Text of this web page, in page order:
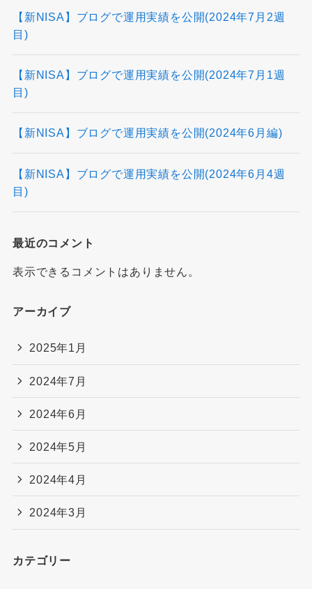
【新NISA】ブログで運用実績を公開(2024年7月2週
目)
【新NISA】ブログで運用実績を公開(2024年7月1週
目)
【新NISA】ブログで運用実績を公開(2024年6月編)
【新NISA】ブログで運用実績を公開(2024年6月4週
目)
最近のコメント
表示できるコメントはありません。
アーカイブ
2025年1月
2024年7月
2024年6月
2024年5月
2024年4月
2024年3月
カテゴリー